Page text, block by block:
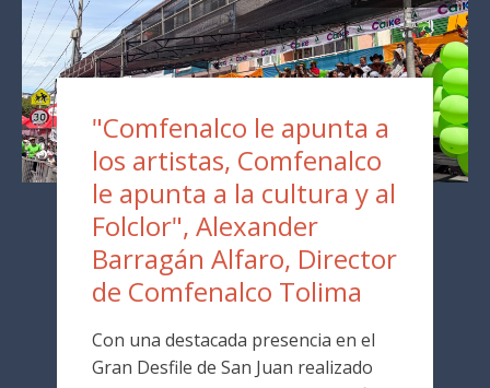
"Comfenalco le apunta a
los artistas, Comfenalco
le apunta a la cultura y al
Folclor", Alexander
Barragán Alfaro, Director
de Comfenalco Tolima
Con una destacada presencia en el
Gran Desfile de San Juan realizado